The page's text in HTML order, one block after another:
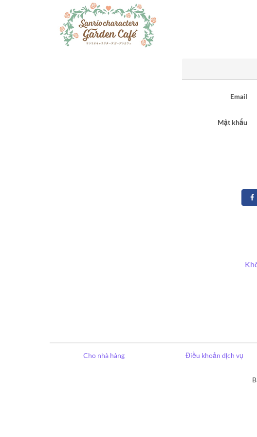
Email
Mật khẩu
Cho nhà hàng Điều khoản dịch vụ